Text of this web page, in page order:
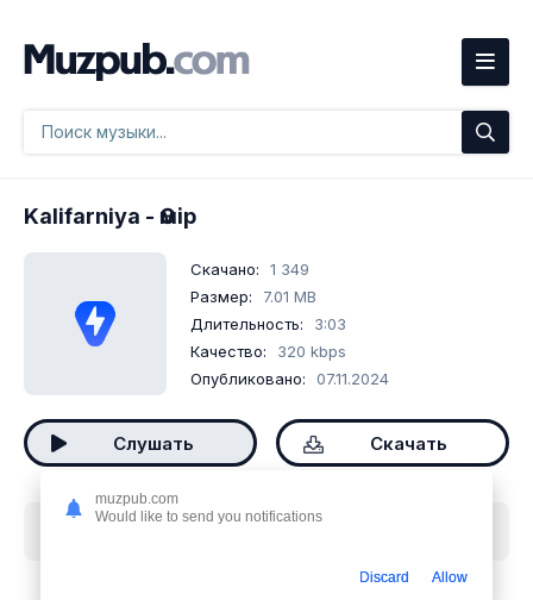
Kalifarniya - Өмір
Скачано:
1 349
Размер:
7.01 MB
Длительность:
3:03
Качество:
320 kbps
Опубликовано:
07.11.2024
Слушать Скачать
muzpub.com
Would like to send you notifications
Discard Allow